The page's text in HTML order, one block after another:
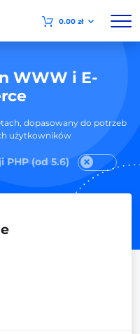
0.00 zł
WWW i E-
dopasowany do potrzeb
użytkowników
PHP (od 5.6)